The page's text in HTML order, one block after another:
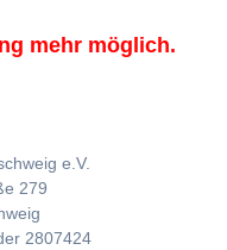
mehr möglich.
e.V.
279
2807424